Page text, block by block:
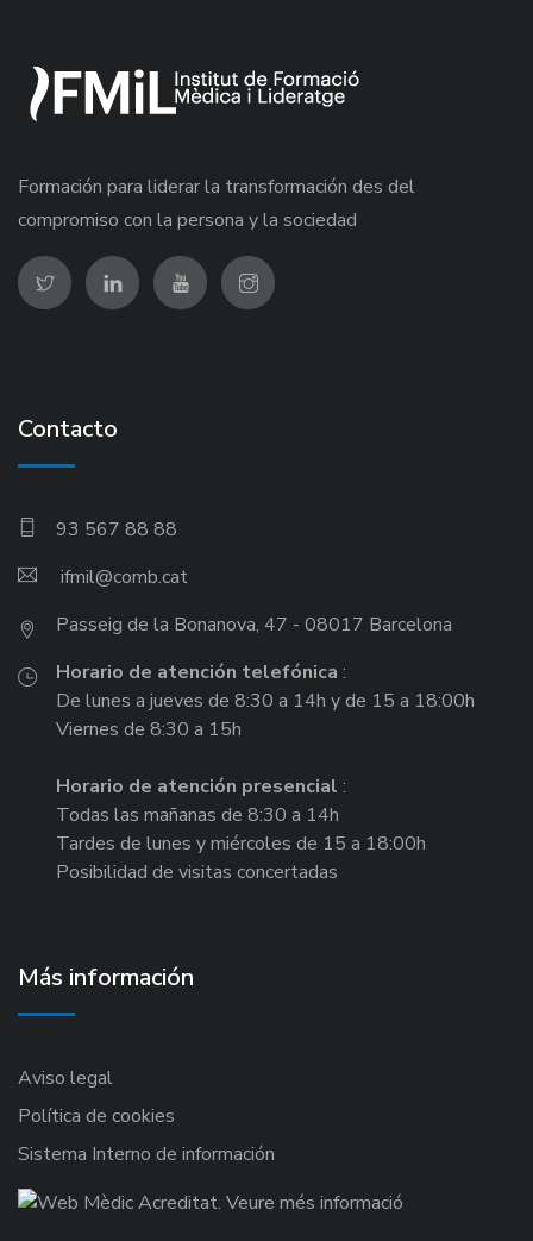
Formación para liderar la transformación des del
compromiso con la persona y la sociedad
Contacto
93 567 88 88
ifmil
Passeig de la Bonanova, 47 - 08017 Barcelona
Horario de atención telefónica :
De lunes a jueves de 8:30 a 14h y de 15 a 18:00h
Viernes de 8:30 a 15h
Horario de atención presencial :
Todas las mañanas de 8:30 a 14h
Tardes de lunes y miércoles de 15 a 18:00h
Posibilidad de visitas concertadas
Más información
Aviso legal
Política de cookies
Sistema Interno de información